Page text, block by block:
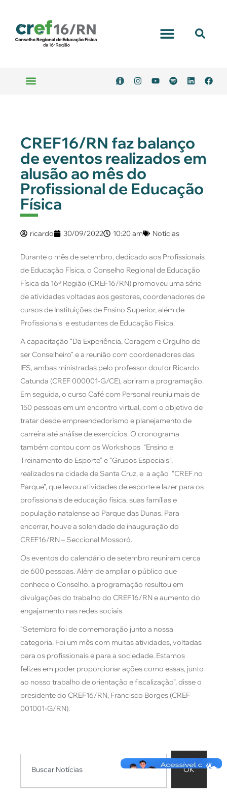
CREF16/RN faz balanço
de eventos realizados em
alusão ao mês do
Profissional de Educação
Física
ricardo 30/09/2022 10:20 am Notícias
Durante o mês de setembro, dedicado aos Profissionais
de Educação Física, o Conselho Regional de Educação
Física da 16ª Região (CREF16/RN) promoveu uma série
de atividades voltadas aos gestores, coordenadores de
cursos de Instituições de Ensino Superior, além de
Profissionais e estudantes de Educação Física.
A capacitação “Da Experiência, Coragem e Orgulho de
ser Conselheiro” e a reunião com coordenadores das
IES, ambas ministradas pelo professor doutor Ricardo
Catunda (CREF 000001-G/CE), abriram a programação.
Em seguida, o curso Café com Personal reuniu mais de
150 pessoas em um encontro virtual, com o objetivo de
tratar desde empreendedorismo e planejamento de
carreira até análise de exercícios. O cronograma
também contou com os Workshops “Ensino e
Treinamento do Esporte” e “Grupos Especiais”,
realizados na cidade de Santa Cruz, e a ação “CREF no
Parque”, que levou atividades de esporte e lazer para os
profissionais de educação física, suas famílias e
população natalense ao Parque das Dunas. Para
encerrar, houve a solenidade de inauguração do
CREF16/RN – Seccional Mossoró.
Os eventos do calendário de setembro reuniram cerca
de 600 pessoas. Além de ampliar o público que
conhece o Conselho, a programação resultou em
divulgações do trabalho do CREF16/RN e aumento do
engajamento nas redes sociais.
“Setembro foi de comemoração junto a nossa
categoria. Foi um mês com muitas atividades, voltadas
para os profissionais e para a sociedade. Estamos
felizes em poder proporcionar ações como essas, junto
ao nosso trabalho de orientação e fiscalização”, disse o
presidente do CREF16/RN, Francisco Borges (CREF
001001-G/RN).
OK